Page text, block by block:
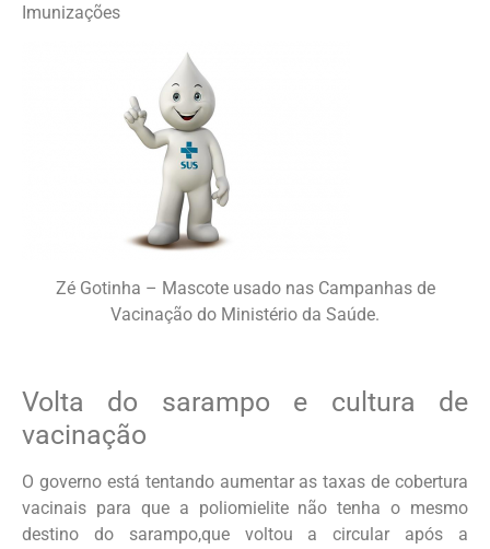
Imunizações
Zé Gotinha – Mascote usado nas Campanhas de
Vacinação do Ministério da Saúde.
Volta do sarampo e cultura de
vacinação
O governo está tentando aumentar as taxas de cobertura
vacinais para que a poliomielite não tenha o mesmo
destino do sarampo,que voltou a circular após a